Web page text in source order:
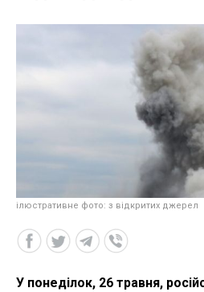
ілюстративне фото: з відкритих джерел
У понеділок, 26 травня,